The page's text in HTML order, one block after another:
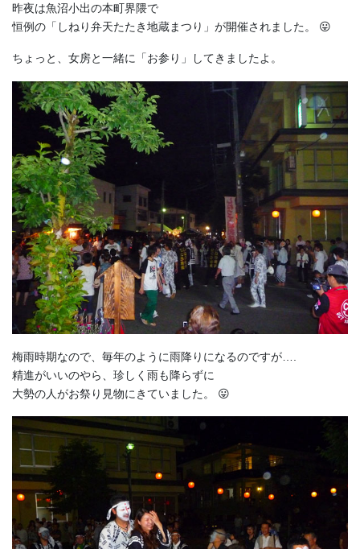
昨夜は魚沼小出の本町界隈で
恒例の「しねり弁天たたき地蔵まつり」が開催されました。 😛
ちょっと、女房と一緒に「お参り」してきましたよ。
梅雨時期なので、毎年のように雨降りになるのですが….
精進がいいのやら、珍しく雨も降らずに
大勢の人がお祭り見物にきていました。 😛